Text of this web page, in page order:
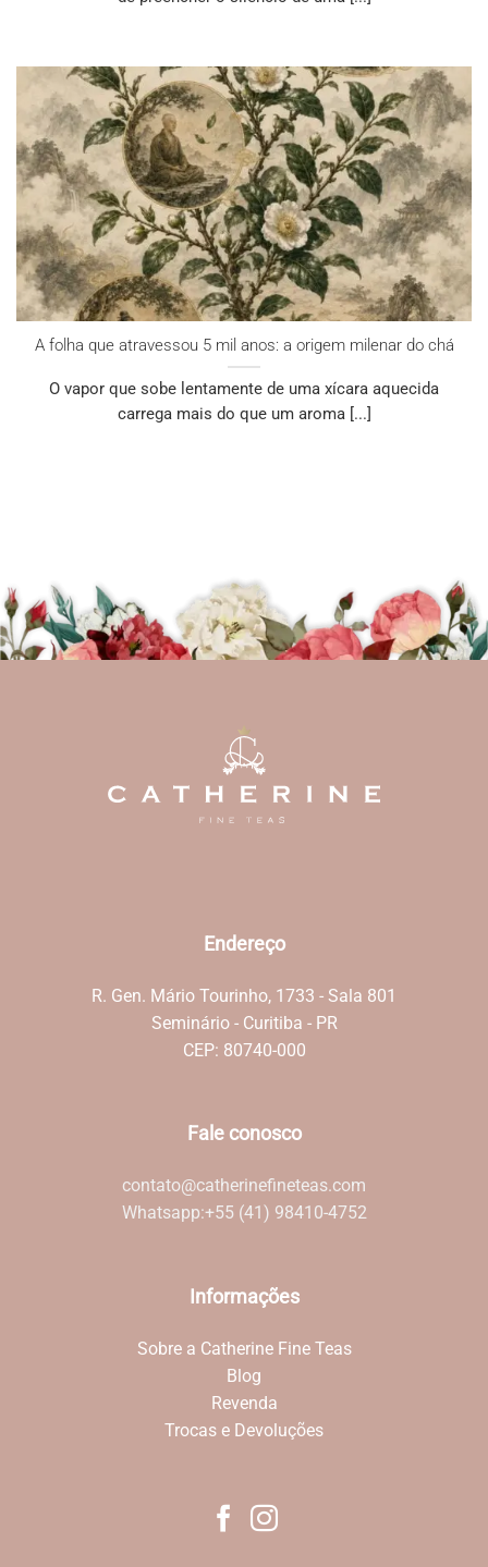
A folha que atravessou 5 mil anos: a origem milenar do chá
O vapor que sobe lentamente de uma xícara aquecida
carrega mais do que um aroma [...]
Endereço
R. Gen. Mário Tourinho, 1733 - Sala 801
Seminário - Curitiba - PR
CEP: 80740-000
Fale conosco
contato@catherinefineteas.com
Whatsapp:+55 (41) 98410-4752
Informações
Sobre a Catherine Fine Teas
Blog
Revenda
Trocas e Devoluções